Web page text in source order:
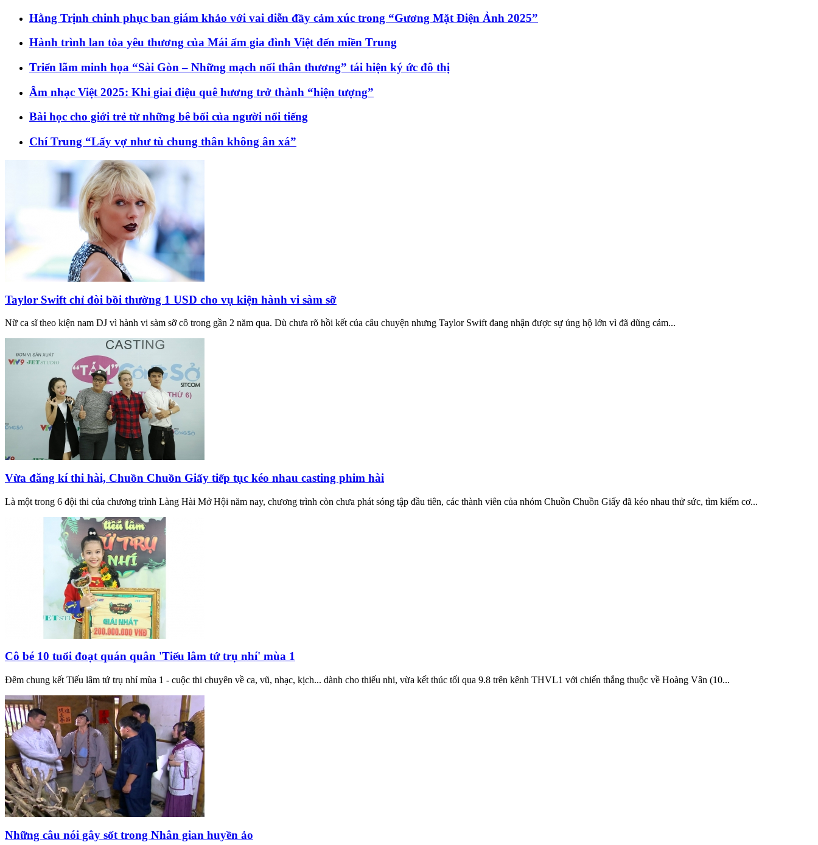
Hằng Trịnh chinh phục ban giám khảo với vai diễn đầy cảm xúc trong “Gương Mặt Điện Ảnh 2025”
Hành trình lan tỏa yêu thương của Mái ấm gia đình Việt đến miền Trung
Triển lãm minh họa “Sài Gòn – Những mạch nối thân thương” tái hiện ký ức đô thị
Âm nhạc Việt 2025: Khi giai điệu quê hương trở thành “hiện tượng”
Bài học cho giới trẻ từ những bê bối của người nổi tiếng
Chí Trung “Lấy vợ như tù chung thân không ân xá”
Taylor Swift chỉ đòi bồi thường 1 USD cho vụ kiện hành vi sàm sỡ
Nữ ca sĩ theo kiện nam DJ vì hành vi sàm sỡ cô trong gần 2 năm qua. Dù chưa rõ hồi kết của câu chuyện nhưng Taylor Swift đang nhận được sự ủng hộ lớn vì đã dũng cảm...
Vừa đăng kí thi hài, Chuồn Chuồn Giấy tiếp tục kéo nhau casting phim hài
Là một trong 6 đội thi của chương trình Làng Hài Mở Hội năm nay, chương trình còn chưa phát sóng tập đầu tiên, các thành viên của nhóm Chuồn Chuồn Giấy đã kéo nhau thử sức, tìm kiếm cơ...
Cô bé 10 tuổi đoạt quán quân 'Tiếu lâm tứ trụ nhí' mùa 1
Đêm chung kết Tiếu lâm tứ trụ nhí mùa 1 - cuộc thi chuyên về ca, vũ, nhạc, kịch... dành cho thiếu nhi, vừa kết thúc tối qua 9.8 trên kênh THVL1 với chiến thắng thuộc về Hoàng Vân (10...
Những câu nói gây sốt trong Nhân gian huyền ảo